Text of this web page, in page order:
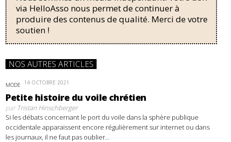
via HelloAsso nous permet de continuer à
produire des contenus de qualité. Merci de votre
soutien !
NOS AUTRES ARTICLES
MODE 14 OCTOBRE 2021
Petite histoire du voile chrétien
parTristan Hinschberger
Si les débats concernant le port du voile dans la sphère publique
occidentale apparaissent encore régulièrement sur internet ou dans
les journaux, il ne faut pas oublier...